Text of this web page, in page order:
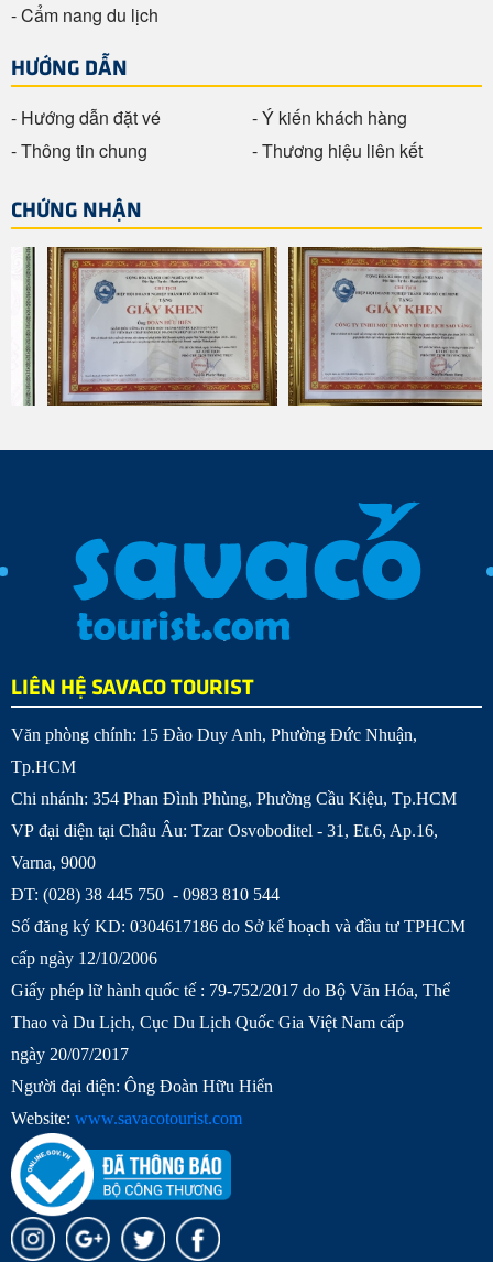
- Cẩm nang du lịch
HƯỚNG DẪN
- Hướng dẫn đặt vé
- Ý kiến khách hàng
- Thông tin chung
- Thương hiệu liên kết
CHỨNG NHẬN
LIÊN HỆ SAVACO TOURIST
Văn phòng chính: 15 Đào Duy Anh, Phường Đức Nhuận,
Tp.HCM
Chi nhánh: 354 Phan Đình Phùng, Phường Cầu Kiệu, Tp.HCM
VP đại diện tại Châu Âu: Tzar Osvoboditel - 31, Et.6, Ap.16,
Varna, 9000
ĐT: (028) 38 445 750 - 0983 810 544
Số đăng ký KD: 0304617186 do Sở kế hoạch và đầu tư TPHCM
cấp ngày 12/10/2006
Giấy phép lữ hành quốc tế : 79-752/2017 do Bộ Văn Hóa, Thể
Thao và Du Lịch, Cục Du Lịch Quốc Gia Việt Nam cấp
ngày 20/07/2017
Người đại diện: Ông Đoàn Hữu Hiển
Website: www.savacotourist.com